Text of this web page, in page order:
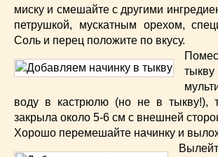
миску и смешайте с другими
петрушкой, мускатным орехом,
Соль и перец положите по вкусу.
воду в кастрюлю (но не в тыкву!),
закрыла около 5-6 см с внешней
Хорошо перемешайте начинку и